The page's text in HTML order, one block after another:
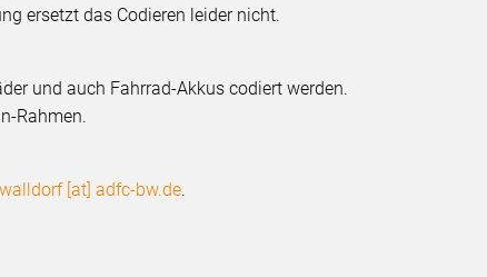
ersetzt das Codieren leider nicht.
und auch Fahrrad-Akkus codiert werden.
Rahmen.
[at] adfc-bw.de.